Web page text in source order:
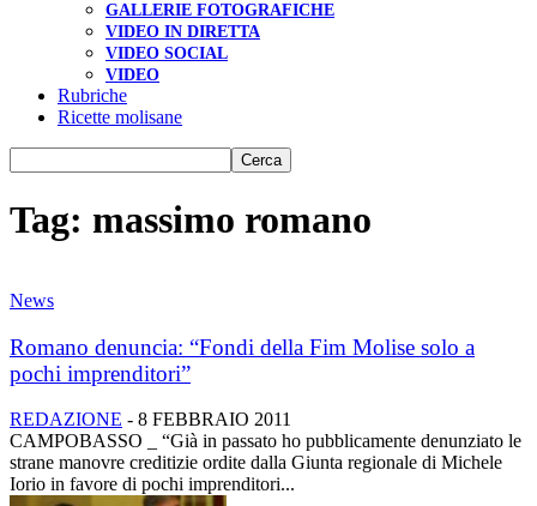
GALLERIE FOTOGRAFICHE
VIDEO IN DIRETTA
VIDEO SOCIAL
VIDEO
Rubriche
Ricette molisane
Tag: massimo romano
News
Romano denuncia: “Fondi della Fim Molise solo a
pochi imprenditori”
REDAZIONE - 8 FEBBRAIO 2011
CAMPOBASSO _ “Già in passato ho pubblicamente denunziato le
strane manovre creditizie ordite dalla Giunta regionale di Michele
Iorio in favore di pochi imprenditori...